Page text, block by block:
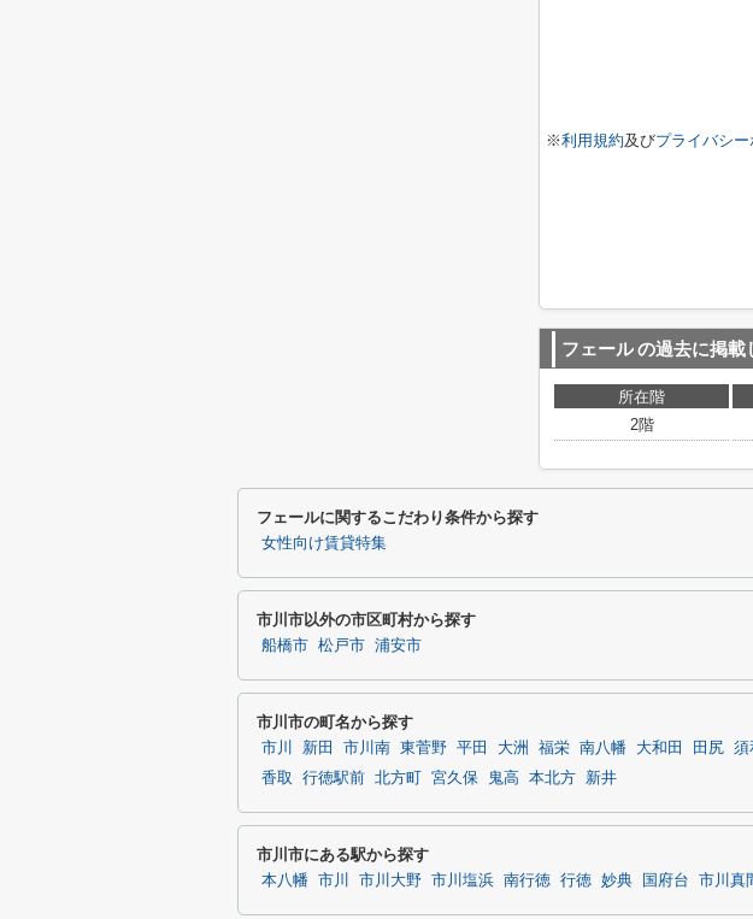
※利用規約及びプライバシー
フェールの過去に掲載
所在階
2階
フェールに関するこだわり条件から探す
女性向け賃貸特集
市川市以外の市区町村から探す
船橋市 松戸市 浦安市
市川市の町名から探す
市川 新田 市川南 東菅野 平田 大洲 福栄 南八幡 大和田 田尻 須
香取
行徳駅前 北方町 宮久保 鬼高 本北方 新井
市川市にある駅から探す
本八幡 市川 市川大野 市川塩浜 南行徳 行徳 妙典 国府台 市川真